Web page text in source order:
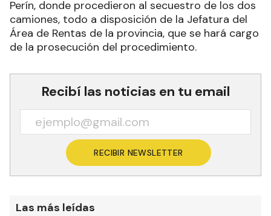
Perín, donde procedieron al secuestro de los dos
camiones, todo a disposición de la Jefatura del
Área de Rentas de la provincia, que se hará cargo
de la prosecución del procedimiento.
Recibí las noticias en tu email
RECIBIR NEWSLETTER
Las más leídas